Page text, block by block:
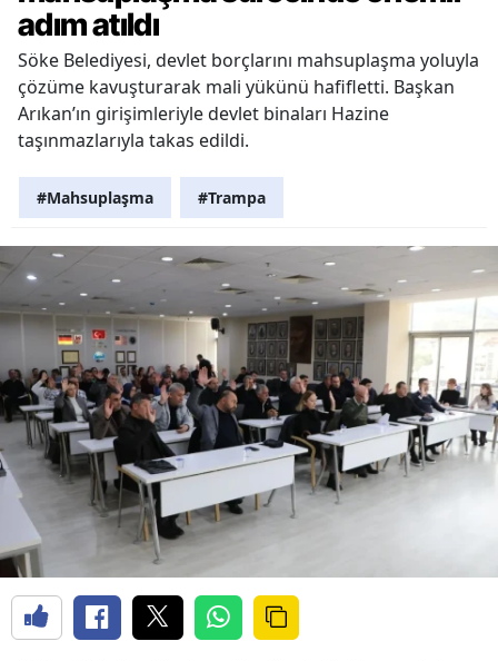
adım atıldı
Söke Belediyesi, devlet borçlarını mahsuplaşma yoluyla
çözüme kavuşturarak mali yükünü hafifletti. Başkan
Arıkan’ın girişimleriyle devlet binaları Hazine
taşınmazlarıyla takas edildi.
#Mahsuplaşma #Trampa